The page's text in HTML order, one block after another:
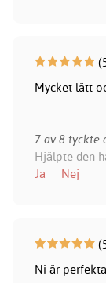
Mycket lätt
7 av 8 tyckte
Hjälpte den
Ja
Nej
Ni är